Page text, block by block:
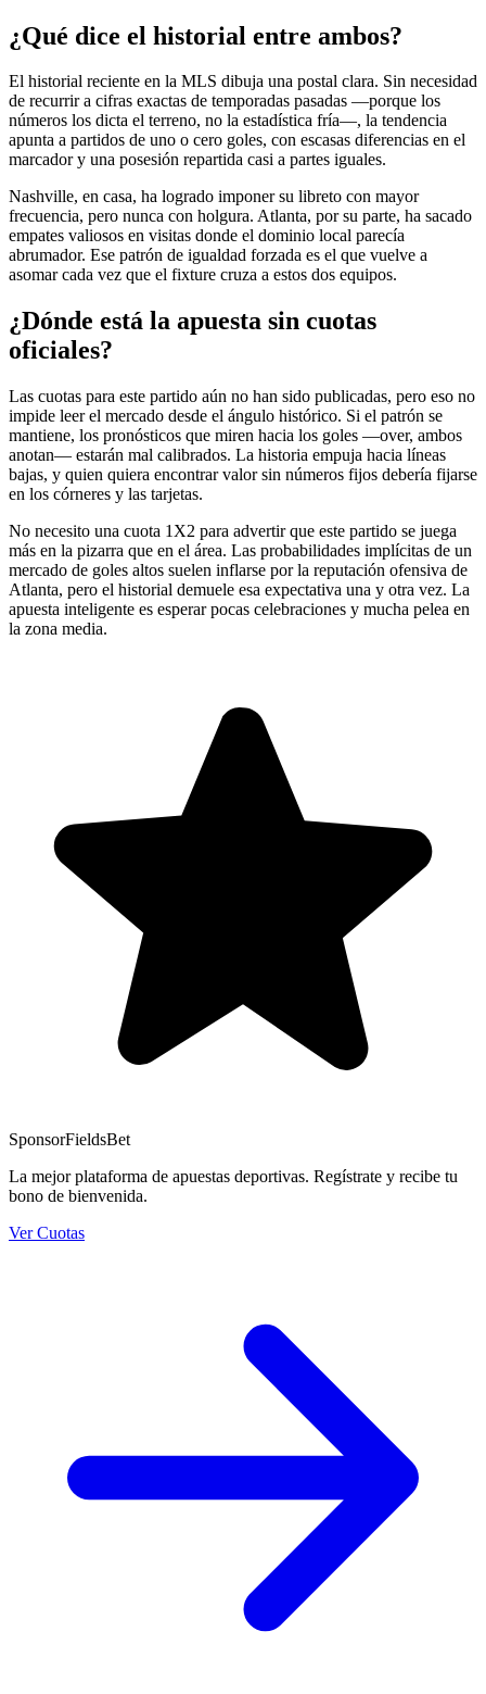
¿Qué dice el historial entre ambos?
El historial reciente en la MLS dibuja una postal clara. Sin necesidad
de recurrir a cifras exactas de temporadas pasadas —porque los
números los dicta el terreno, no la estadística fría—, la tendencia
apunta a partidos de uno o cero goles, con escasas diferencias en el
marcador y una posesión repartida casi a partes iguales.
Nashville, en casa, ha logrado imponer su libreto con mayor
frecuencia, pero nunca con holgura. Atlanta, por su parte, ha sacado
empates valiosos en visitas donde el dominio local parecía
abrumador. Ese patrón de igualdad forzada es el que vuelve a
asomar cada vez que el fixture cruza a estos dos equipos.
¿Dónde está la apuesta sin cuotas
oficiales?
Las cuotas para este partido aún no han sido publicadas, pero eso no
impide leer el mercado desde el ángulo histórico. Si el patrón se
mantiene, los pronósticos que miren hacia los goles —over, ambos
anotan— estarán mal calibrados. La historia empuja hacia líneas
bajas, y quien quiera encontrar valor sin números fijos debería fijarse
en los córneres y las tarjetas.
No necesito una cuota 1X2 para advertir que este partido se juega
más en la pizarra que en el área. Las probabilidades implícitas de un
mercado de goles altos suelen inflarse por la reputación ofensiva de
Atlanta, pero el historial demuele esa expectativa una y otra vez. La
apuesta inteligente es esperar pocas celebraciones y mucha pelea en
la zona media.
SponsorFieldsBet
La mejor plataforma de apuestas deportivas. Regístrate y recibe tu
bono de bienvenida.
Ver Cuotas